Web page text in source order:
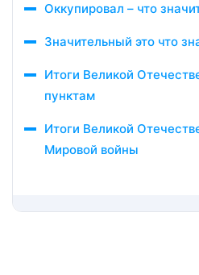
Оккупировал – что
Значительный это что
Итоги Великой
пунктам
Итоги Великой
Мировой войны